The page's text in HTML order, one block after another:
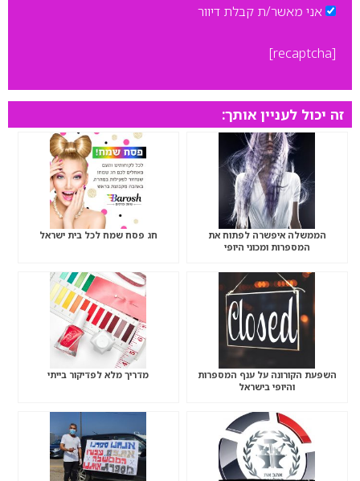
אני מאשר/ת קבלת דיוור
[recaptcha]
זה יכול לעניין אותך:
הממשלה איפשרה לפתוח את
המספרות ומכוני היופי
חג פסח שמח לכל בית ישראל
השפעת הקורונה על ענף המספרות
והיופי בישראל
מדריך מלא לפדיקור בייתי